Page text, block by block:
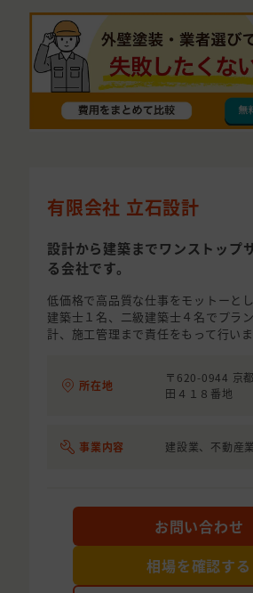
有限会社 立石設計
設計から建築までワンストップ
る会社です。
低価格で高品質な仕事をモットーと
建築士１名、二級建築士４名でプラ
計、施工管理まで責任をもって行いま
所在地
〒620-0944 京
田４１８番地
事業内容 建設業、不動産
お問い合わせ
相場を確認する